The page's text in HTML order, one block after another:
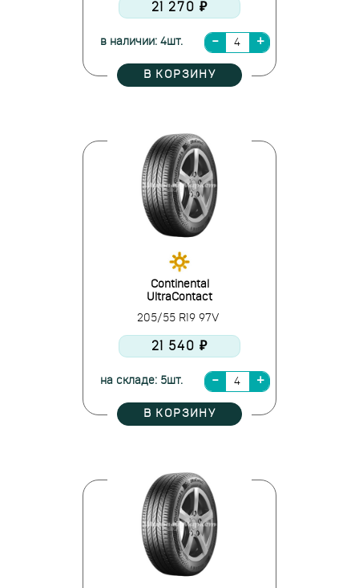
21 270 ₽
в наличии: 4шт.
В КОРЗИНУ
Continental
UltraContact
205/55 R19 97V
21 540 ₽
на складе: 5шт.
В КОРЗИНУ